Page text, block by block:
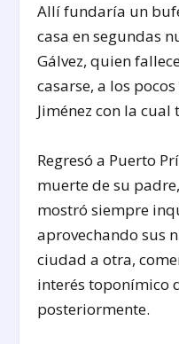
Allí fundaría un
casa en segundas
Gálvez, quien
casarse, a los
Jiménez con la
Regresó a Puerto
muerte de su
mostró siempre
aprovechando sus
ciudad a otra,
interés toponímico
posteriormente.